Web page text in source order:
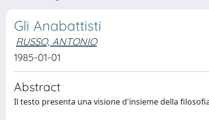
Gli Anabattisti
RUSSO, ANTONIO
1985-01-01
Abstract
Il testo presenta una visione d'insieme della